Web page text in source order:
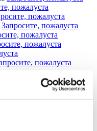
пожалуста
пожалуста
Запросите, пожалуста
пожалуста
пожалуста
пожалуста
пожалуста
пожалуста
пожалуста